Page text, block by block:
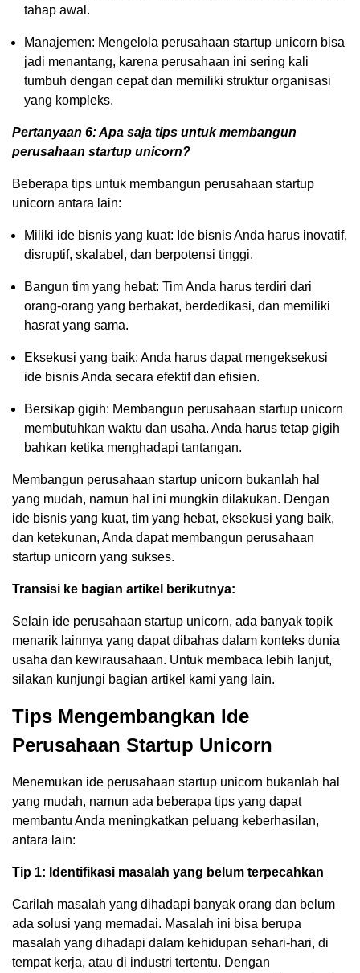
tahap awal.
Manajemen: Mengelola perusahaan startup unicorn bisa
jadi menantang, karena perusahaan ini sering kali
tumbuh dengan cepat dan memiliki struktur organisasi
yang kompleks.
Pertanyaan 6: Apa saja tips untuk membangun
perusahaan startup unicorn?
Beberapa tips untuk membangun perusahaan startup
unicorn antara lain:
Miliki ide bisnis yang kuat: Ide bisnis Anda harus inovatif,
disruptif, skalabel, dan berpotensi tinggi.
Bangun tim yang hebat: Tim Anda harus terdiri dari
orang-orang yang berbakat, berdedikasi, dan memiliki
hasrat yang sama.
Eksekusi yang baik: Anda harus dapat mengeksekusi
ide bisnis Anda secara efektif dan efisien.
Bersikap gigih: Membangun perusahaan startup unicorn
membutuhkan waktu dan usaha. Anda harus tetap gigih
bahkan ketika menghadapi tantangan.
Membangun perusahaan startup unicorn bukanlah hal
yang mudah, namun hal ini mungkin dilakukan. Dengan
ide bisnis yang kuat, tim yang hebat, eksekusi yang baik,
dan ketekunan, Anda dapat membangun perusahaan
startup unicorn yang sukses.
Transisi ke bagian artikel berikutnya:
Selain ide perusahaan startup unicorn, ada banyak topik
menarik lainnya yang dapat dibahas dalam konteks dunia
usaha dan kewirausahaan. Untuk membaca lebih lanjut,
silakan kunjungi bagian artikel kami yang lain.
Tips Mengembangkan Ide
Perusahaan Startup Unicorn
Menemukan ide perusahaan startup unicorn bukanlah hal
yang mudah, namun ada beberapa tips yang dapat
membantu Anda meningkatkan peluang keberhasilan,
antara lain:
Tip 1: Identifikasi masalah yang belum terpecahkan
Carilah masalah yang dihadapi banyak orang dan belum
ada solusi yang memadai. Masalah ini bisa berupa
masalah yang dihadapi dalam kehidupan sehari-hari, di
tempat kerja, atau di industri tertentu. Dengan